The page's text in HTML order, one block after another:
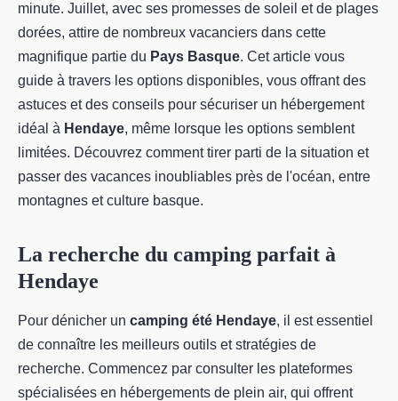
Juillet ?
Charles•12 février 2024 • 4 min de lecture
minute. Juillet, avec ses promesses de soleil et de plages
dorées, attire de nombreux vacanciers dans cette
magnifique partie du Pays Basque. Cet article vous
guide à travers les options disponibles, vous offrant des
astuces et des conseils pour sécuriser un hébergement
idéal à Hendaye, même lorsque les options semblent
limitées. Découvrez comment tirer parti de la situation et
passer des vacances inoubliables près de l'océan, entre
montagnes et culture basque.
La recherche du camping parfait à
Hendaye
Pour dénicher un camping été Hendaye, il est essentiel
de connaître les meilleurs outils et stratégies de
recherche. Commencez par consulter les plateformes
spécialisées en hébergements de plein air, qui offrent